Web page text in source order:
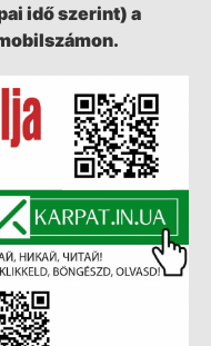
idő szerint) a